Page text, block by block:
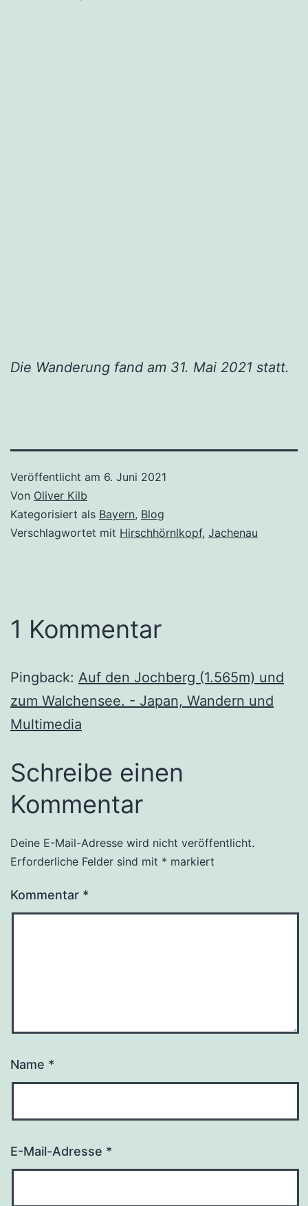
Die Wanderung fand am 31. Mai 2021 statt.
Veröffentlicht am 6. Juni 2021
Von Oliver Kilb
Kategorisiert als Bayern, Blog
Verschlagwortet mit Hirschhörnlkopf, Jachenau
1 Kommentar
Pingback: Auf den Jochberg (1.565m) und
zum Walchensee. - Japan, Wandern und
Multimedia
Schreibe einen
Kommentar
Deine E-Mail-Adresse wird nicht veröffentlicht.
Erforderliche Felder sind mit * markiert
Kommentar *
Name *
E-Mail-Adresse *